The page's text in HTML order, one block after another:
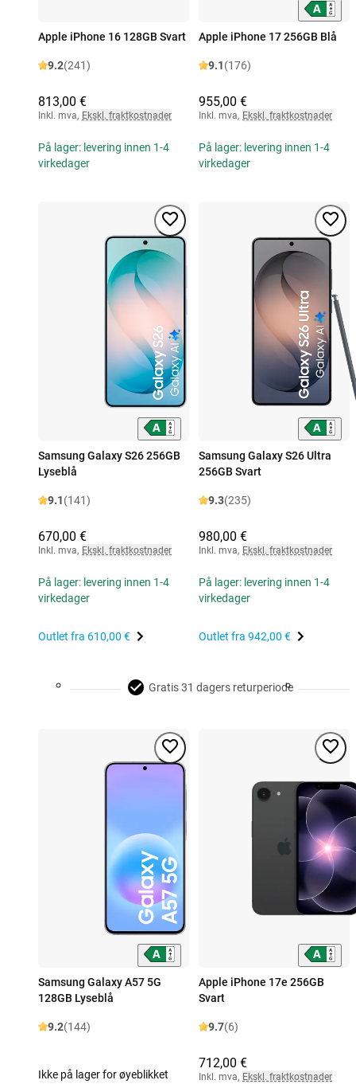
Apple iPhone 16 128GB Svart
9.2(241)
813,00 €
Inkl. mva, Ekskl. fraktkostnader
På lager: levering innen 1-4
virkedager
Apple iPhone 17 256GB Blå
9.1(176)
955,00 €
Inkl. mva, Ekskl. fraktkostnader
På lager: levering innen 1-4
virkedager
Samsung Galaxy S26 256GB
Lyseblå
9.1(141)
670,00 €
Inkl. mva, Ekskl. fraktkostnader
På lager: levering innen 1-4
virkedager
Outlet fra 610,00 €
Samsung Galaxy S26 Ultra
256GB Svart
9.3(235)
980,00 €
Inkl. mva, Ekskl. fraktkostnader
På lager: levering innen 1-4
virkedager
Outlet fra 942,00 €
Gratis 31 dagers returperiode
Samsung Galaxy A57 5G
128GB Lyseblå
9.2(144)
Ikke på lager for øyeblikket
Apple iPhone 17e 256GB
Svart
9.7(6)
712,00 €
Inkl. mva, Ekskl. fraktkostnader